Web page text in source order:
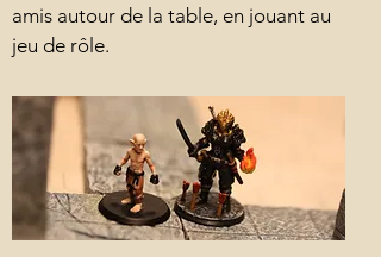
amis autour de la table, en jouant au
jeu de rôle.